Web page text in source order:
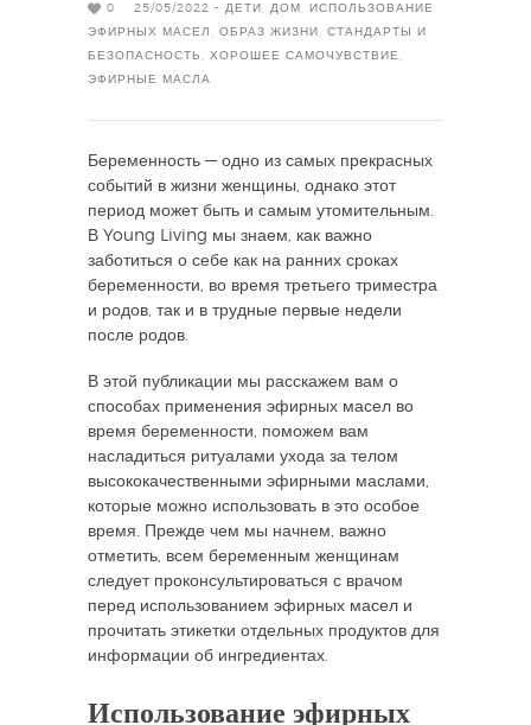
0 25/05/2022 - ДЕТИ ДОМ
ИСПОЛЬЗОВАНИЕ
ЭФИРНЫХ МАСЕЛ
ОБРАЗ ЖИЗНИ
СТАНДАРТЫ И
БЕЗОПАСНОСТЬ
ХОРОШЕЕ САМОЧУВСТВИЕ
ЭФИРНЫЕ МАСЛА
Беременность — одно из самых прекрасных
событий в жизни женщины, однако этот
период может быть и самым утомительным.
В Young Living мы знаем, как важно
заботиться о себе как на ранних сроках
беременности, во время третьего триместра
и родов, так и в трудные первые недели
после родов.
В этой публикации мы расскажем вам о
способах применения эфирных масел во
время беременности, поможем вам
насладиться ритуалами ухода за телом
высококачественными эфирными маслами,
которые можно использовать в это особое
время. Прежде чем мы начнем, важно
отметить, всем беременным женщинам
следует проконсультироваться с врачом
перед использованием эфирных масел и
прочитать этикетки отдельных продуктов для
информации об ингредиентах.
Использование эфирных